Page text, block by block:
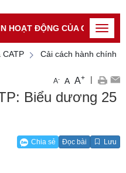
Đăng nhập
Đăng ký
HOẠT ĐỘNG CỦA CATPToggle
CATP Cải cách hành chính
A- A A+ |
Biểu dương 25
Chia sẻ Đọc bài Lưu